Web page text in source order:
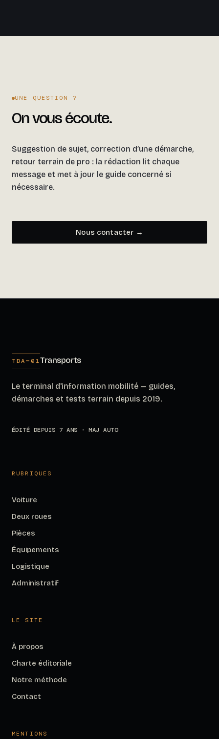
UNE QUESTION ?
On vous écoute.
Suggestion de sujet, correction d’une démarche,
retour terrain de pro : la rédaction lit chaque
message et met à jour le guide concerné si
nécessaire.
Nous contacter →
TDA—01Transports
Le terminal d'information mobilité — guides,
démarches et tests terrain depuis 2019.
ÉDITÉ DEPUIS 7 ANS · MAJ AUTO
RUBRIQUES
Voiture
Deux roues
Pièces
Équipements
Logistique
Administratif
LE SITE
À propos
Charte éditoriale
Notre méthode
Contact
MENTIONS